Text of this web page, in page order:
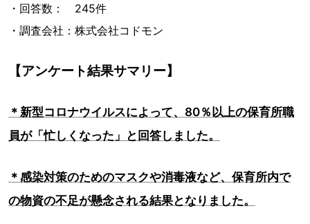
・回答数： 245件
・調査会社：株式会社コドモン
【アンケート結果サマリー】
＊新型コロナウイルスによって、80％以上の保育所職
員が「忙しくなった」と回答しました。
＊感染対策のためのマスクや消毒液など、保育所内で
の物資の不足が懸念される結果となりました。